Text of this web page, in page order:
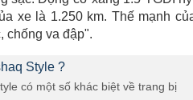
xe là 1.250 km. Thế mạnh
chống va đập".
Style ?
có một số khác biệt về trang bị